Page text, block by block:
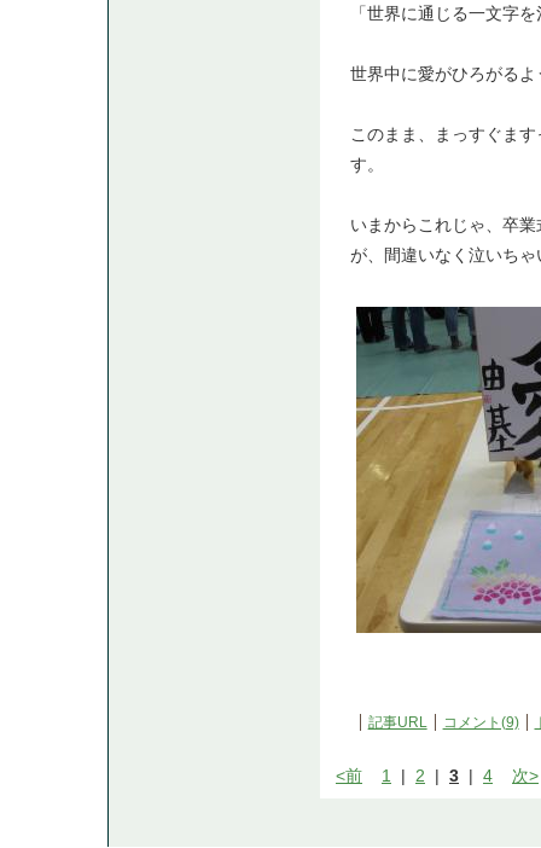
「世界に通じる一文字
世界中に愛がひろがる
このまま、まっすぐま
す。
いまからこれじゃ、卒
が、間違いなく泣いちゃ
記事URL コメント(9)
<前 1 | 2 | 3 | 4 次>